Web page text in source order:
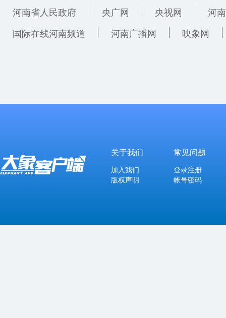
河南省人民政府 央广网 央视网
河
国际在线河南频道
河南广播网 映象网
关于我们
加入我们
版权声明
常见问题
登录注册
帐号密码